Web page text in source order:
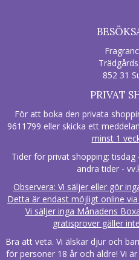
852 31
PRIVAT
För att boka den privata
9611799 eller skicka ett
minst 1
Tider för privat shopping: tisdag
andra tider -
Observera: Vi säljer eller gör
Detta är endast möjligt online
Vi säljer inga Månadens
gratisprover gäller
Bra att veta. Vi älskar djur och
för personer 18 år och äldre! Vi